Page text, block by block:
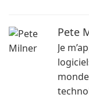
Pete
Je